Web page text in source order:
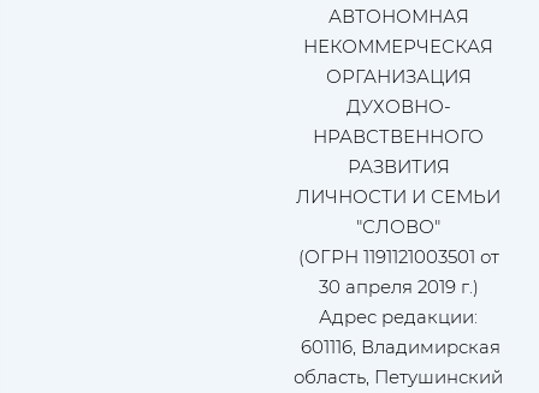
АВТОНОМНАЯ
НЕКОММЕРЧЕСКАЯ
ОРГАНИЗАЦИЯ
ДУХОВНО-
НРАВСТВЕННОГО
РАЗВИТИЯ
ЛИЧНОСТИ И СЕМЬИ
"СЛОВО"
(ОГРН 1191121003501 от
30 апреля 2019 г.)
Адрес редакции:
601116, Владимирская
область, Петушинский